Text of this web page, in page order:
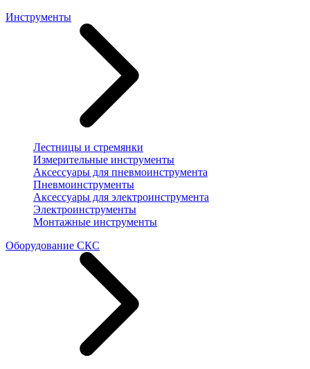
Инструменты
Лестницы и стремянки
Измерительные инструменты
Аксессуары для пневмоинструмента
Пневмоинструменты
Аксессуары для электроинструмента
Электроинструменты
Монтажные инструменты
Оборудование СКС